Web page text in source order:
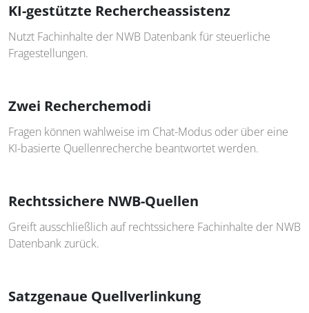
KI-gestützte Rechercheassistenz
Nutzt Fachinhalte der NWB Datenbank für steuerliche
Fragestellungen.
Zwei Recherchemodi
Fragen können wahlweise im Chat-Modus oder über eine
KI-basierte Quellenrecherche beantwortet werden.
Rechtssichere NWB-Quellen
Greift ausschließlich auf rechtssichere Fachinhalte der NWB
Datenbank zurück.
Satzgenaue Quellverlinkung